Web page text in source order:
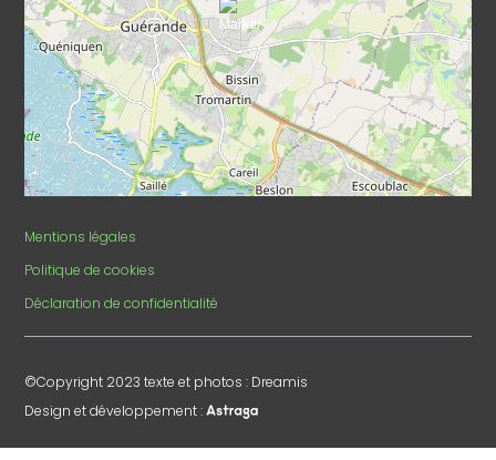
Mentions légales
Politique de cookies
Déclaration de confidentialité
©Copyright 2023 texte et photos : Dreamis
Design et développement :